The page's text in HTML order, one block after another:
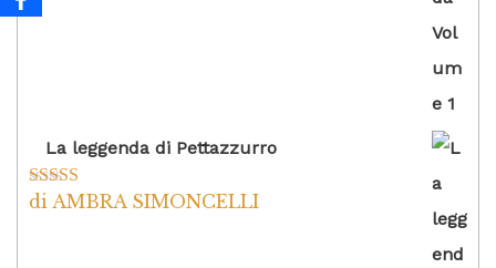
La leggenda di Pettazzurro
Valutato5su
di AMBRA SIMONCELLI